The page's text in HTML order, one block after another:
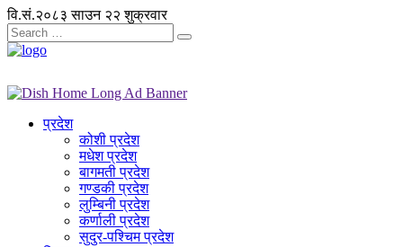
वि.सं.२०८३ साउन २२ शुक्रवार
प्रदेश
कोशी प्रदेश
मधेश प्रदेश
बागमती प्रदेश
गण्डकी प्रदेश
लुम्बिनी प्रदेश
कर्णाली प्रदेश
सुदुर-पश्चिम प्रदेश